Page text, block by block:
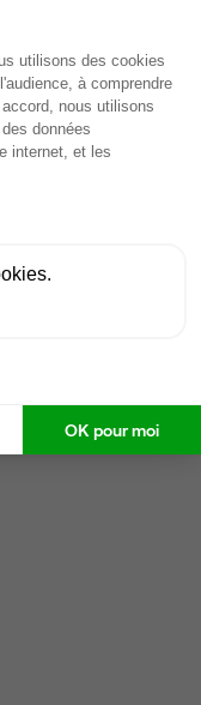
utilisons des cookies
à comprendre
nous utilisons
données
internet, et les
OK pour moi